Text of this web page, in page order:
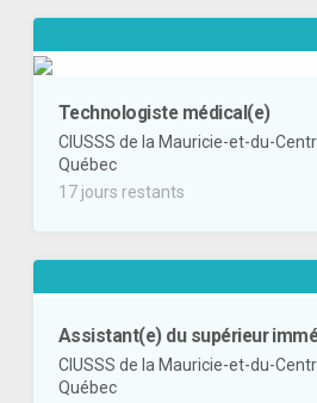
Technologiste médical(e)
CIUSSS de la Mauricie-et-du-
Québec
17 jours restants
Assistant(e) du supérieur
CIUSSS de la Mauricie-et-du-
Québec